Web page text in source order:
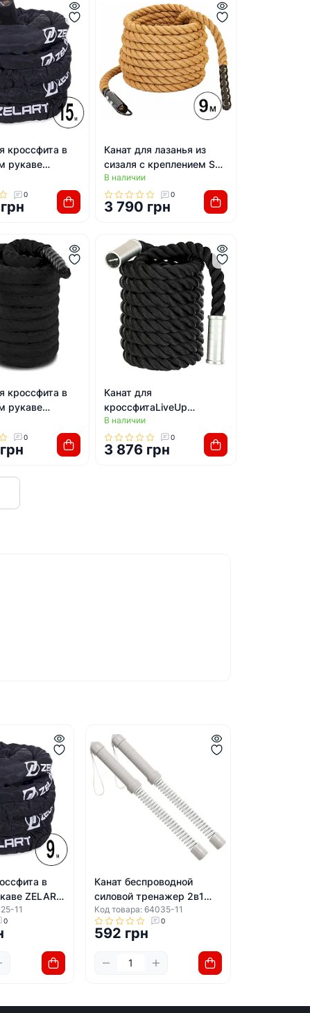
кроссфита в
рукаве
2631-15 15м
0
Канат для лазанья из
сизаля с креплением SP-
SPORT FI-6989-9 9м
В наличии
0
3 790 грн
кроссфита в
рукаве
5719-9 9м
0
Канат для
кроссфитаLiveUp
LP8173-9 9м
В наличии
0
3 876 грн
в
ZELART
11
0
Канат беспроводной
силовой тренажер 2в1
Cordless training SP-
SPORT FI-5873
Код товара: 64035-11
0
592 грн